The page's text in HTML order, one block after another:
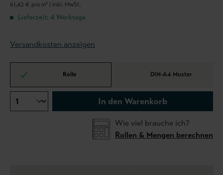
61,42 € pro m² | inkl. MwSt.
Lieferzeit: 4 Werktage
Versandkosten anzeigen
Rolle DIN-A4 Muster
In den Warenkorb
Wie viel brauche ich?
Rollen & Mengen berechnen